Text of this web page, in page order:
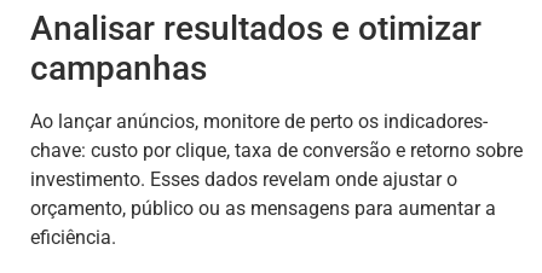
Analisar resultados e otimizar
campanhas
Ao lançar anúncios, monitore de perto os indicadores-
chave: custo por clique, taxa de conversão e retorno sobre
investimento. Esses dados revelam onde ajustar o
orçamento, público ou as mensagens para aumentar a
eficiência.